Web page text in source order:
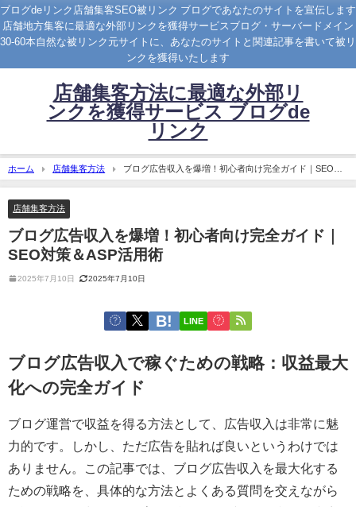
ブログdeリンク店舗集客SEO被リンク ブログであなたのサイトを宣伝します
店舗地方集客に最適な外部リンクを獲得サービスブログ・サーバードメイン
30-60本自然な被リンク元サイトに、あなたのサイトと関連記事を書いて被リ
ンクを獲得いたします
店舗集客方法に最適な外部リ
ンクを獲得サービス ブログde
リンク
ホーム 店舗集客方法
ブログ広告収入を爆増！初心者向け完全ガイド｜SEO対
策＆ASP活用術
店舗集客方法
ブログ広告収入を爆増！初心者向け完全ガイド｜
SEO対策＆ASP活用術
2025年7月10日 2025年7月10日
LINE
ブログ広告収入で稼ぐための戦略：収益最大
化への完全ガイド
ブログ運営で収益を得る方法として、広告収入は非常に魅
力的です。しかし、ただ広告を貼れば良いというわけでは
ありません。この記事では、ブログ広告収入を最大化する
ための戦略を、具体的な方法とよくある質問を交えながら